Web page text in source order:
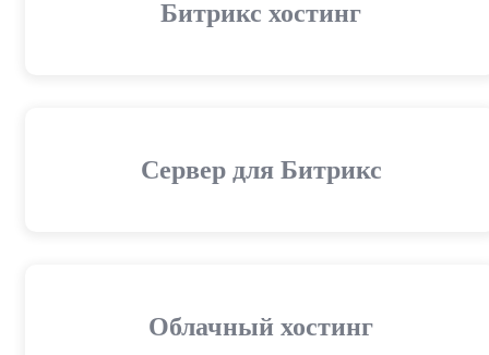
Битрикс хостинг
Сервер для Битрикс
Облачный хостинг